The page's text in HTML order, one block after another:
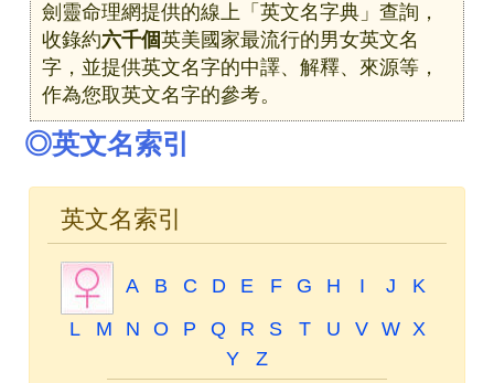
劍靈命理網提供的線上「英文名字典」查詢，
收錄約六千個英美國家最流行的男女英文名
字，並提供英文名字的中譯、解釋、來源等，
作為您取英文名字的參考。
◎英文名索引
英文名索引
A B C D E F G H I J
K
L
M N O P Q R S T U V W X
Y
Z